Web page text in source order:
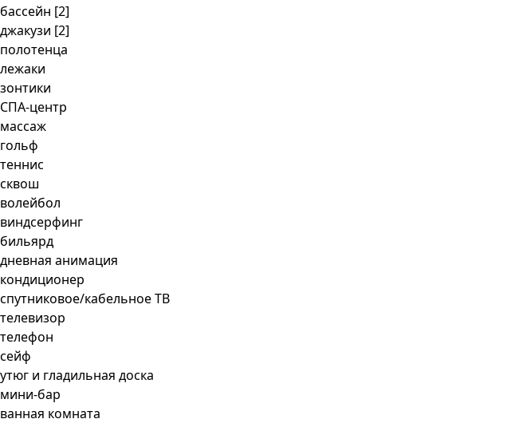
бассейн [2]
джакузи [2]
полотенца
лежаки
зонтики
СПА-центр
массаж
гольф
теннис
сквош
волейбол
виндсерфинг
бильярд
дневная анимация
кондиционер
спутниковое/кабельное ТВ
телевизор
телефон
сейф
утюг и гладильная доска
мини-бар
ванная комната